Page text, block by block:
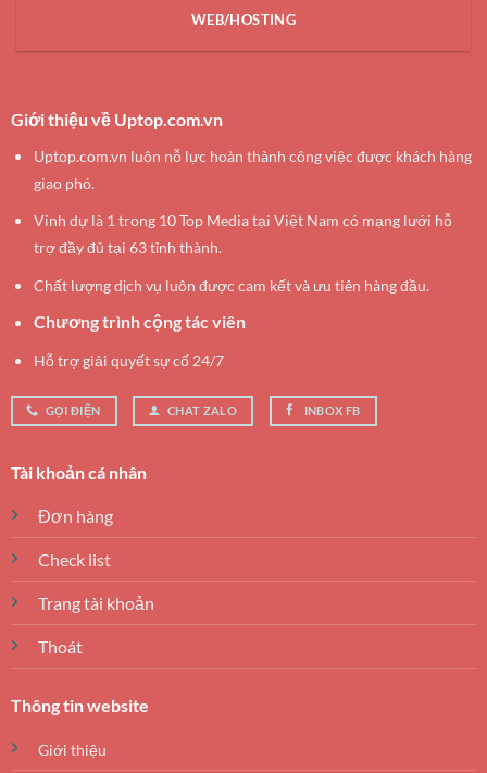
WEB/HOSTING
Giới thiệu về Uptop.com.vn
Uptop.com.vn luôn nỗ lực hoàn thành công việc được khách hàng
giao phó.
Vinh dự là 1 trong 10 Top Media tại Việt Nam có mạng lưới hỗ
trợ đầy đủ tại 63 tỉnh thành.
Chất lượng dịch vụ luôn được cam kết và ưu tiên hàng đầu.
Chương trình cộng tác viên
Hỗ trợ giải quyết sự cố 24/7
GỌI ĐIỆN CHAT ZALO INBOX FB
Tài khoản cá nhân
Đơn hàng
Check list
Trang tài khoản
Thoát
Thông tin website
Giới thiệu